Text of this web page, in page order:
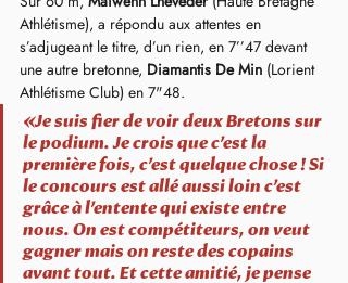
Athlétisme), a répondu aux attentes en
s’adjugeant le titre, d’un rien, en 7’’47 devant
une autre bretonne, Diamantis De Min (Lorient
Athlétisme Club) en 7"48.
« Je suis fier de voir deux Bretons sur
le podium. Je crois que c’est la
première fois, c’est quelque chose ! Si
le concours est allé aussi loin c’est
grâce à l’entente qui existe entre
nous. On est compétiteurs, on veut
gagner mais on reste des copains
avant tout. Et cette amitié, je pense